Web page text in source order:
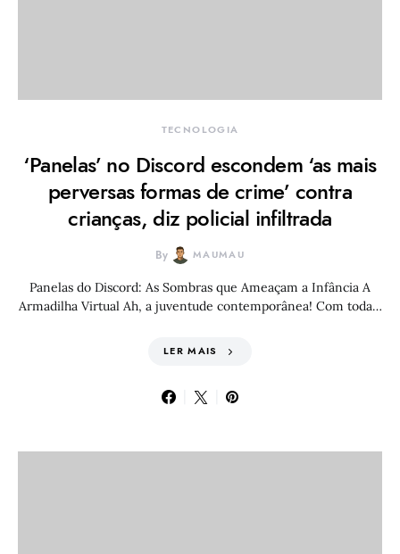
TECNOLOGIA
‘Panelas’ no Discord escondem ‘as mais
perversas formas de crime’ contra
crianças, diz policial infiltrada
By MAUMAU
Panelas do Discord: As Sombras que Ameaçam a Infância A
Armadilha Virtual Ah, a juventude contemporânea! Com toda…
LER MAIS